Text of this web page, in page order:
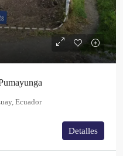
Ecuador
Detalles